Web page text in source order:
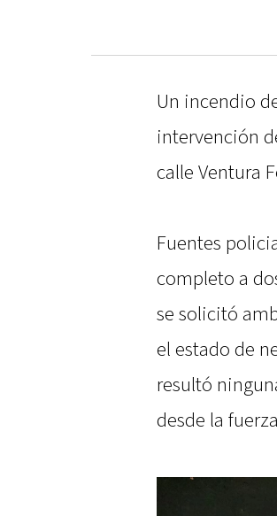
Un incendio
intervención
calle Ventura
Fuentes
completo a
se solicitó
el estado de
resultó
desde la